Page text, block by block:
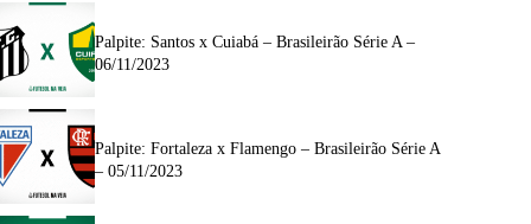
Palpite: Santos x Cuiabá – Brasileirão Série A –
06/11/2023
Palpite: Fortaleza x Flamengo – Brasileirão Série A
– 05/11/2023